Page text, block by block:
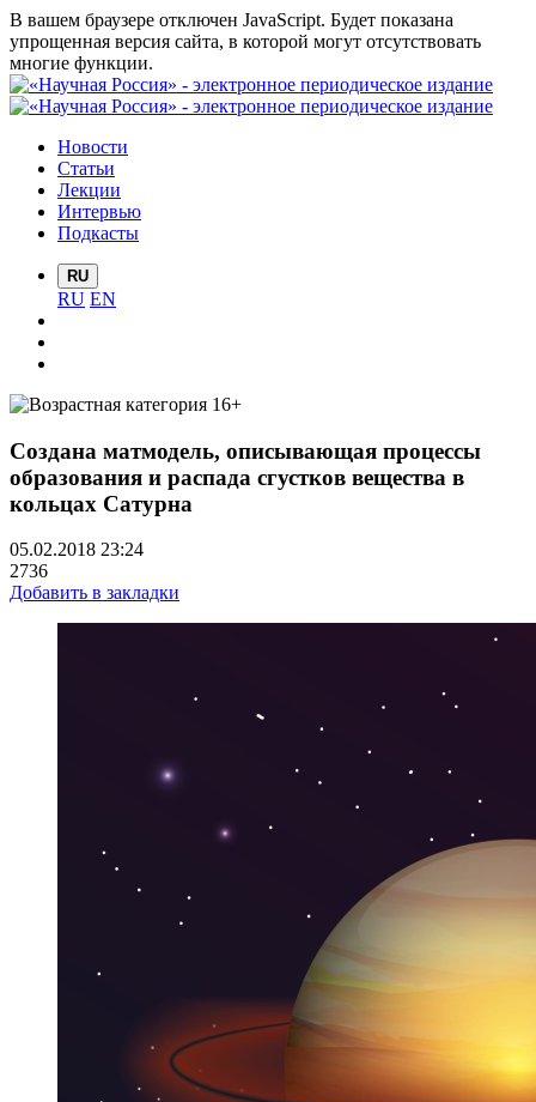
В вашем браузере отключен JavaScript. Будет показана
упрощенная версия сайта, в которой могут отсутствовать
многие функции.
Новости
Статьи
Лекции
Интервью
Подкасты
RU
RU EN
Создана матмодель, описывающая процессы
образования и распада сгустков вещества в
кольцах Сатурна
05.02.2018 23:24
2736
Добавить в закладки